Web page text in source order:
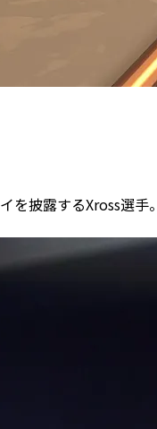
を披露するXross選手。